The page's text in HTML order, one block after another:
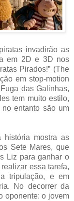
invadirão as
em 2D e 3D nos
Pirados!” (The
em stop-motion
das Galinhas,
tem muito estilo,
entanto são um
história mostra as
Sete Mares, que
Liz para ganhar o
essa tarefa,
tripulação, e em
No decorrer da
oponente: o jovem